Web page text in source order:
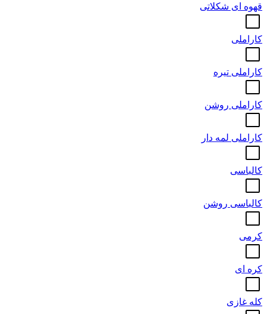
قهوه ای شکلاتی
کاراملی
کاراملی تیره
کاراملی روشن
کاراملی لمه دار
کالباسی
کالباسی روشن
کرمی
کره ای
کله غازی